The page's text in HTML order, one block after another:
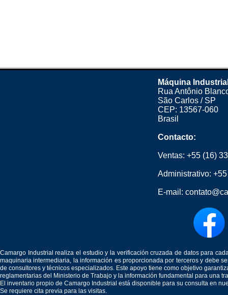
Máquina
Rua Antônio
São Carlos / SP
CEP: 13567-060
Brasil
Contacto:
Ventas: +55 (16)
Administrativo:
E-mail:
Camargo Industrial realiza el estudio y la verificación cruzada de datos para
maquinaria intermediaria, la información es proporcionada por terceros y debe
de consultores y técnicos especializados. Este apoyo tiene como objetivo
reglamentarias del Ministerio de Trabajo y la información fundamental para una
El inventario propio de Camargo Industrial está disponible para su consulta en
Se requiere cita previa para las visitas.